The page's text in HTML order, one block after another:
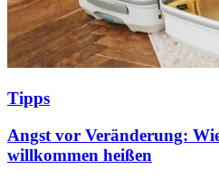
Tipps
Angst vor Veränderung:
willkommen heißen